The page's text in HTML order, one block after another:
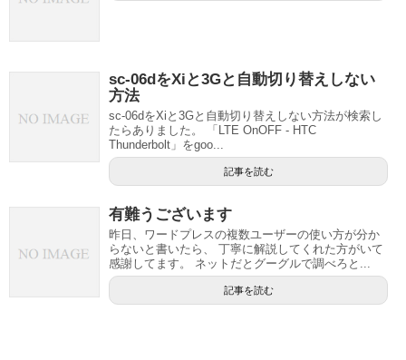
sc-06dをXiと3Gと自動切り替えしない
方法
sc-06dをXiと3Gと自動切り替えしない方法が検索し
たらありました。 「LTE OnOFF - HTC
Thunderbolt」をgoo...
記事を読む
有難うございます
昨日、ワードプレスの複数ユーザーの使い方が分か
らないと書いたら、 丁寧に解説してくれた方がいて
感謝してます。 ネットだとグーグルで調べろと...
記事を読む